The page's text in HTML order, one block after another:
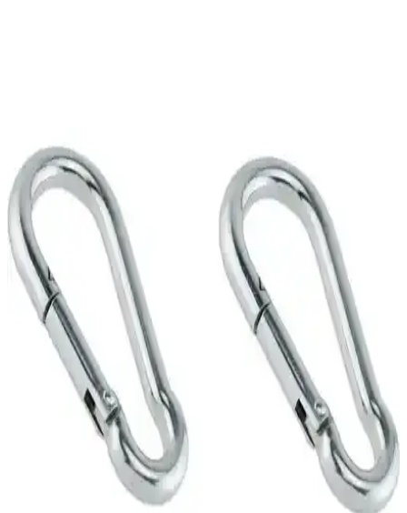
Dolu Emniyet Kemerli Büyük Salıncak 7056, güvenlik ve konforu
ön planda tutan, çok renkli tasarımıyla çocuklar için ideal, dayanıklı
ve çok yönlü kullanımlı bir salıncağıdır.
AslanButik El Yapımı Makrome Salıncak İç Mekan
Dekorasyonu İçin Uygun Tasarım
El emeği, doğal malzeme ve şık tasarımıyla dikkat çeken makrome
salıncağımız, iç mekanlarda rahatlık ve estetik sağlar, yüksek taşıma
kapasitesiyle güvenle kullanılır.
Çocuklar İçin Güvenli ve Estetik Salıncak Seçimi ve
Dekorasyonda Kullanımı
Çocuklar için tasarlanan salıncaqlar, gelişim, güvenlik ve estetiği bir
arada sunar. Doğru seçim ve yerleştirme ile hem eğlence hem de
güvenli bir ortam sağlar.
Beyaz Salıncaklar ile Dekorasyonunuza Şıklık ve
Fonksiyonellik Katın